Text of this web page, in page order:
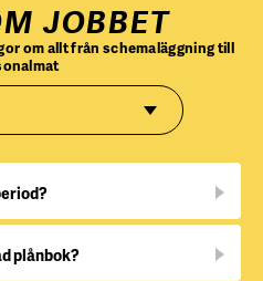
JOBBET
om allt från schemaläggning till
plånbok?